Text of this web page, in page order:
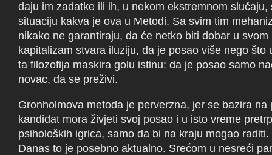
daju im zadatke ili ih, u nekom ekstremnom slučaju,
situaciju kakva je ova u Metodi. Sa svim tim
nikako ne garantiraju, da će netko biti dobar u svom
kapitalizam stvara iluziju, da je posao više nego što
ta filozofija maskira golu istinu: da je posao samo
novac, da se preživi.
Gronholmova metoda je perverzna, jer se bazira na
kandidat mora živjeti svoj posao i u isto vreme
psiholoških igrica, samo da bi na kraju mogao raditi.
Danas to je posebno aktualno. Srećom u nesreći